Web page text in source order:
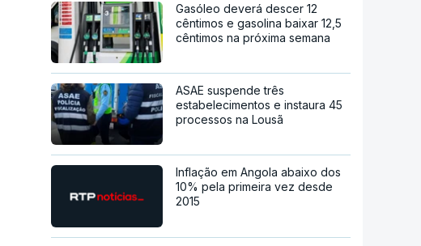
Gasóleo deverá descer 12
cêntimos e gasolina baixar 12,5
cêntimos na próxima semana
ASAE suspende três
estabelecimentos e instaura 45
processos na Lousã
Inflação em Angola abaixo dos
10% pela primeira vez desde
2015